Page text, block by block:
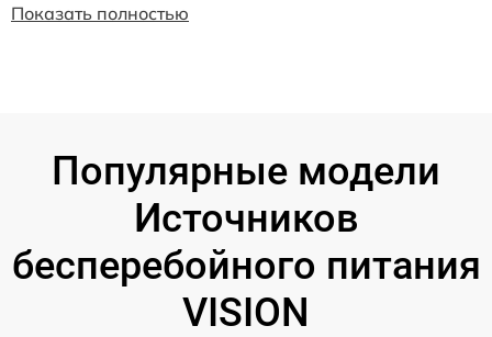
Показать полностью
Популярные модели
Источников
бесперебойного питания
VISION